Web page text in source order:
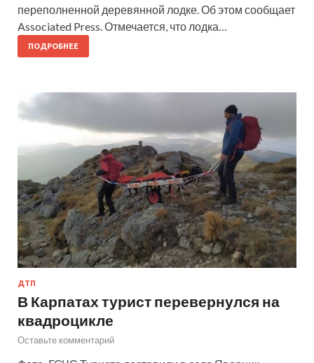
переполненной деревянной лодке. Об этом сообщает
Associated Press. Отмечается, что лодка…
ПОДРОБНЕЕ
ДТП
В Карпатах турист перевернулся на
квадроцикле
Оставьте комментарий